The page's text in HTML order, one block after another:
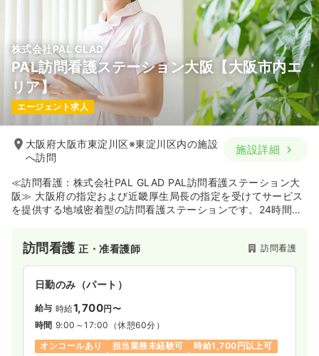
株式会社PAL GLAD
PAL訪問看護ステーション大阪【大阪市内エ
リア】
エージェント求人
大阪府大阪市東淀川区※東淀川区内の施設
へ訪問
施設詳細
≪訪問看護：株式会社PAL GLAD PAL訪問看護ステーション大
阪≫ 大阪府の指定および近畿厚生局長の指定を受けてサービス
を提供する地域密着型の訪問看護ステーションです。24時間
問看護認定看護師や認知症ケア専門士が在籍しており、精神訪
問看護を含む質の高いケアを提供しています。専門性の高い訪
問看護に興味がある方や、地域に密着した包括的な在宅ケアに
携わりたい看護師さんにおすすめです。
訪問看護正・准看護師 訪問看護
日勤のみ（パート）
給与 時給1,700円〜
時間 9:00～17:00 （休憩60分）
オンコールあり
担当業務未経験可 時給1,700円以上可